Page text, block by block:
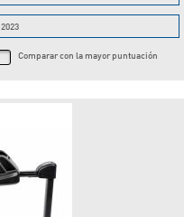
2023
Comparar con la mayor puntuación